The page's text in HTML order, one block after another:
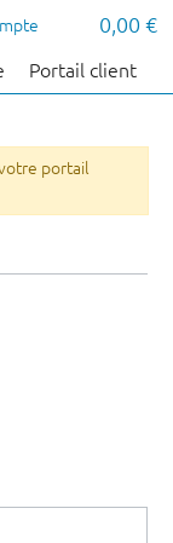
0,00 €
Portail client
portail